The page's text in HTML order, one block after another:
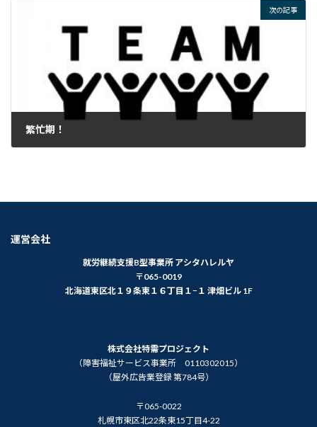
次の記事
繁忙期！
運営会社
就労継続支援B型事業所 アシタハレルヤ
〒065-0019
北海道東区北１９条東１６丁目１−１ 津畑ビル 1F
株式会社特需プロジェクト
（障害福祉サービス事業所 0110302015）
（屋外広告業登録 第784号）
〒065-0022
札幌市東区北22条東15丁目4-22